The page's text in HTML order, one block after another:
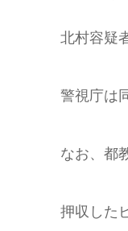
北村容疑
警視庁は
なお、都
押収した